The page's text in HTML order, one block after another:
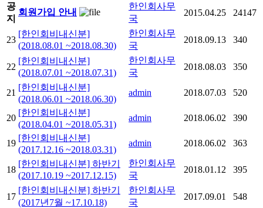
공
지
회원가입 안내
한인회사무
국
2015.04.25 24147
23
[한인회비내신분]
(2018.08.01 ~2018.08.30)
한인회사무
국
2018.09.13 340
22
[한인회비내신분]
(2018.07.01 ~2018.07.31)
한인회사무
국
2018.08.03 350
21
[한인회비내신분]
(2018.06.01 ~2018.06.30)
admin 2018.07.03 520
20
[한인회비내신분]
(2018.04.01 ~2018.05.31)
admin 2018.06.02 390
19
[한인회비내신분]
(2017.12.16 ~2018.03.31)
admin 2018.06.02 363
18
[한인회비내신분] 하반기
(2017.10.19 ~2017.12.15)
한인회사무
국
2018.01.12 395
17
[한인회비내신분] 하반기
(2017년7월 ~17.10.18)
한인회사무
국
2017.09.01 548